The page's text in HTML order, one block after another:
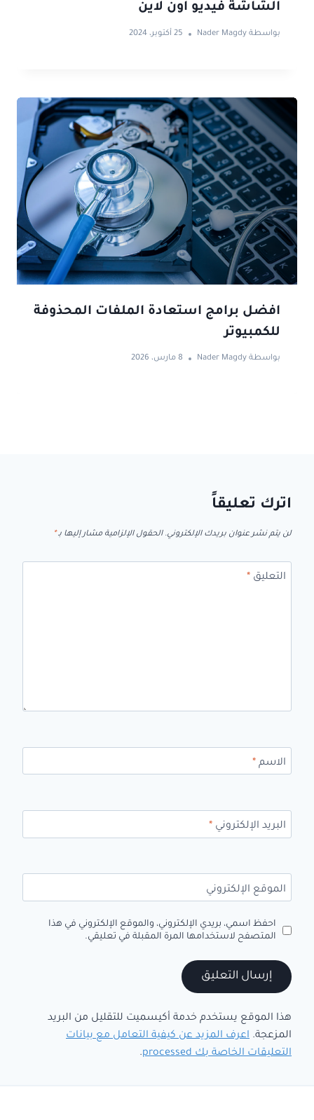
الشاشة فيديو اون لاين
بواسطة Nader Magdy 25 أكتوبر، 2024
افضل برامج استعادة الملفات المحذوفة
للكمبيوتر
بواسطة Nader Magdy 8 مارس، 2026
اترك تعليقاً
لن يتم نشر عنوان بريدك الإلكتروني. الحقول الإلزامية مشار إليها بـ*
التعليق *
الاسم *
البريد الإلكتروني *
الموقع الإلكتروني
احفظ اسمي، بريدي الإلكتروني، والموقع الإلكتروني في هذا
المتصفح لاستخدامها المرة المقبلة في تعليقي.
هذا الموقع يستخدم خدمة أكيسميت للتقليل من البريد
المزعجة. اعرف المزيد عن كيفية التعامل مع بيانات
التعليقات الخاصة بك processed
.